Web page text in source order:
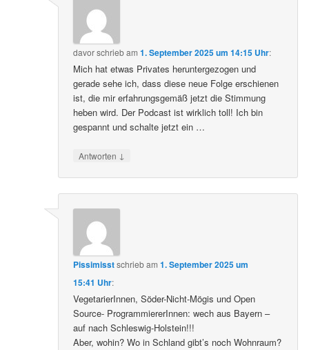
davorschriebam1. September 2025 um 14:15 Uhr:
Mich hat etwas Privates heruntergezogen und
gerade sehe ich, dass diese neue Folge erschienen
ist, die mir erfahrungsgemäß jetzt die Stimmung
heben wird. Der Podcast ist wirklich toll! Ich bin
gespannt und schalte jetzt ein …
Antworten ↓
Pissimisstschriebam1. September 2025 um
15:41 Uhr:
VegetarierInnen, Söder-Nicht-Mögis und Open
Source- ProgrammiererInnen: wech aus Bayern –
auf nach Schleswig-Holstein!!!
Aber, wohin? Wo in Schland gibt’s noch Wohnraum?